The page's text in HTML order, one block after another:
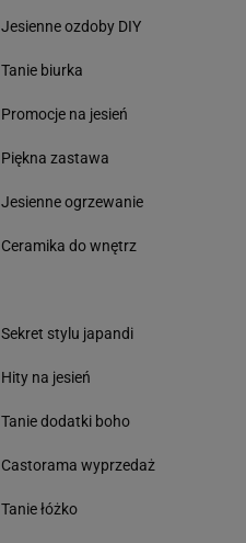
Jesienne ozdoby DIY
Tanie biurka
Promocje na jesień
Piękna zastawa
Jesienne ogrzewanie
Ceramika do wnętrz
Sekret stylu japandi
Hity na jesień
Tanie dodatki boho
Castorama wyprzedaż
Tanie łóżko